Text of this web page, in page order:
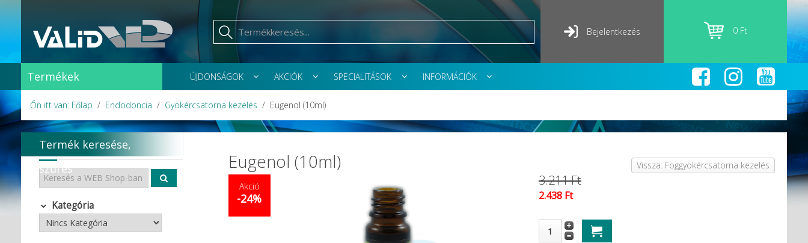
Bejelentkezés 0 Ft
Termékek ÚJDONSÁGOK AKCIÓK SPECIALITÁSOK INFORMÁCIÓK
Őn itt van: Főlap Endodoncia Gyökércsatorna kezelés Eugenol (10ml)
Vissza: Foggyökércsatorna kezelés
Eugenol (10ml)
Akció
-24%
3.211 Ft
2.438 Ft
Termék keresése,
szűrés
Kategória